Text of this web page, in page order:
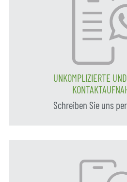
UNKOMPLIZIERTE
Schreiben Sie uns